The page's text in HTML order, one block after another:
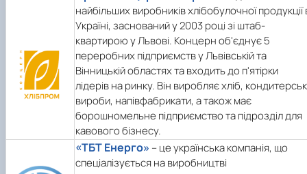
найбільших виробників хлібобулочної продукції
Україні, заснований у 2003 році зі штаб-
квартирою у Львові. Концерн об'єднує 5
переробних підприємств у Львівській та
Вінницькій областях та входить до п'ятірки
лідерів на ринку. Він виробляє хліб,
вироби, напівфабрикати, а також має
борошномельне підприємство та підрозділ для
кавового бізнесу.
«ТБТ Енерго» – це українська компанія, що
спеціалізується на виробництві